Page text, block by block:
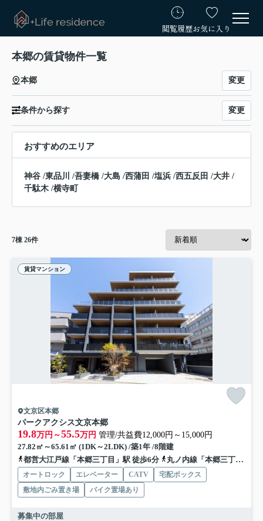
閲覧履歴お気に入り
本郷の賃貸物件一覧
本郷 変更
条件から探す 変更
おすすめのエリア
神谷 /東品川 /吾妻橋 /大島 /西蒲田 /塩浜 /西五反田 /大井 /
千駄木 /横寺町
7棟 26件
賃貸マンション
文京区本郷
パークアクシス文京本郷
19.8万円～55.5万円 管理/共益費12,000円～15,000円
27.82㎡～65.61㎡ (1DK～2LDK) /築1年 /8階建
都営大江戸線「本郷三丁目」駅 徒歩6分
丸ノ内線「本郷三丁目」駅 徒歩6分
オートロック エレベーター CATV
宅配ボックス
敷地内ごみ置き場
バイク置場あり
募集中の部屋